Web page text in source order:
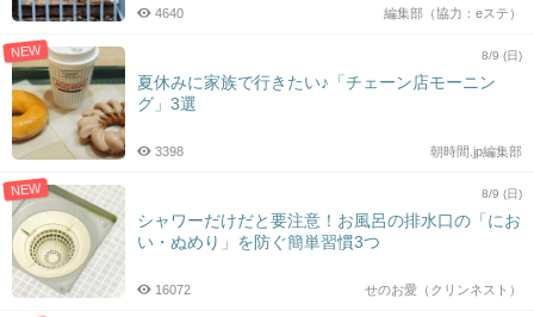
編集部（協力：eステ）
4640
NEW 8/9 (日)
夏休みに家族で行きたい♪「チェーン店モーニン
グ」3選
朝時間.jp編集部
3398
NEW 8/9 (日)
シャワーだけだと要注意！お風呂の排水口の「にお
い・ぬめり」を防ぐ簡単習慣3つ
せのお愛（クリンネスト）
16072